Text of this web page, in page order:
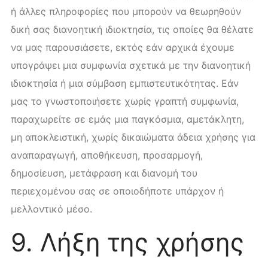
ή άλλες πληροφορίες που μπορούν να θεωρηθούν
δική σας διανοητική ιδιοκτησία, τις οποίες θα θέλατε
να μας παρουσιάσετε, εκτός εάν αρχικά έχουμε
υπογράψει μια συμφωνία σχετικά με την διανοητική
ιδιοκτησία ή μια σύμβαση εμπιστευτικότητας. Εάν
μας το γνωστοποιήσετε χωρίς γραπτή συμφωνία,
παραχωρείτε σε εμάς μια παγκόσμια, αμετάκλητη,
μη αποκλειστική, χωρίς δικαιώματα άδεια χρήσης για
αναπαραγωγή, αποθήκευση, προσαρμογή,
δημοσίευση, μετάφραση και διανομή του
περιεχομένου σας σε οποιοδήποτε υπάρχον ή
μελλοντικό μέσο.
9. Λήξη της χρήσης